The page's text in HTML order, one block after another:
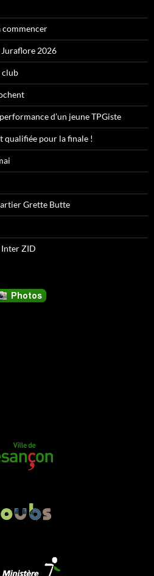
commencer
2026
club
d’un jeune TPGiste
qualifiée pour la finale !
Grette Butte
Inter ZID